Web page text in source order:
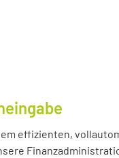
effizienten,